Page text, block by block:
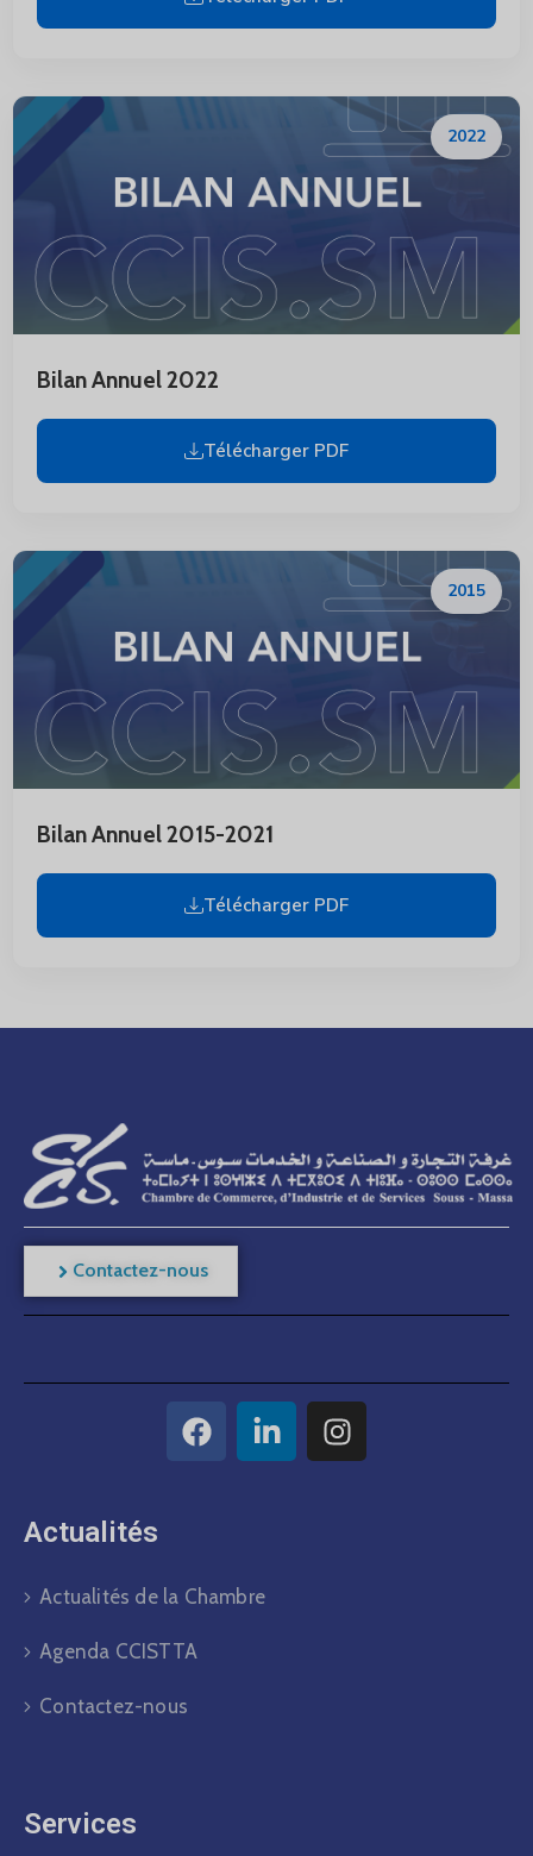
2022
Bilan Annuel 2022
Télécharger PDF
2015
Bilan Annuel 2015-2021
Télécharger PDF
Contactez-nous
Actualités​
Actualités de la Chambre
Agenda CCISTTA
Contactez-nous
Services